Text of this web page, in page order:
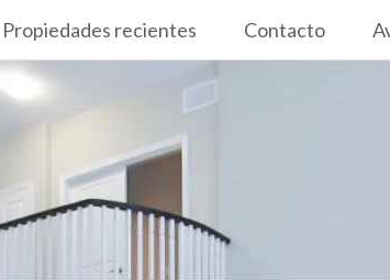
Propiedades recientes Contacto